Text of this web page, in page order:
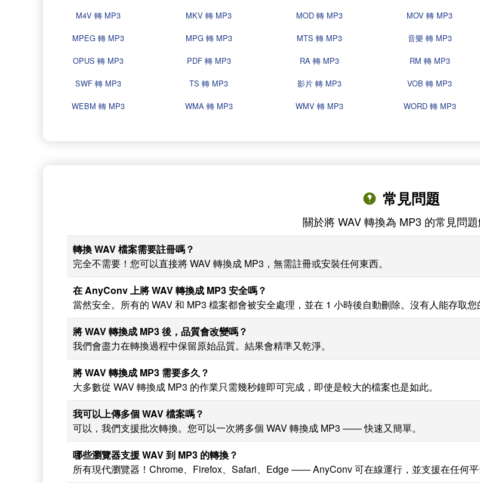
M4V 轉 MP3
MKV 轉 MP3 MOD 轉 MP3 MOV 轉 MP3
MPEG 轉 MP3
MPG 轉 MP3 MTS 轉 MP3 音樂 轉 MP3
OPUS 轉 MP3
PDF 轉 MP3 RA 轉 MP3 RM 轉 MP3
SWF 轉 MP3
TS 轉 MP3 影片 轉 MP3 VOB 轉 MP3
WEBM 轉 MP3
WMA 轉 MP3 WMV 轉 MP3 WORD 轉 MP3
常見問題
關於將 WAV 轉換為 MP3 的常見問
轉換 WAV 檔案需要註冊嗎？
完全不需要！您可以直接將 WAV 轉換成 MP3，無需註冊或安裝任何東西。
在 AnyConv 上將 WAV 轉換成 MP3 安全嗎？
當然安全。所有的 WAV 和 MP3 檔案都會被安全處理，並在 1 小時後自動刪除。沒有人能存取您
將 WAV 轉換成 MP3 後，品質會改變嗎？
我們會盡力在轉換過程中保留原始品質。結果會精準又乾淨。
將 WAV 轉換成 MP3 需要多久？
大多數從 WAV 轉換成 MP3 的作業只需幾秒鐘即可完成，即使是較大的檔案也是如此。
我可以上傳多個 WAV 檔案嗎？
可以，我們支援批次轉換。您可以一次將多個 WAV 轉換成 MP3 —— 快速又簡單。
哪些瀏覽器支援 WAV 到 MP3 的轉換？
所有現代瀏覽器！Chrome、Firefox、Safari、Edge —— AnyConv 可在線運行，並支援在任何平